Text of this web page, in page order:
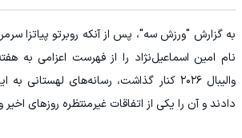
به گزارش "ورزش سه"، پس از آنکه روبرتو پیاتزا
نام امین اسماعیل‌نژاد را از فهرست اعزامی
والیبال ۲۰۲۶ کنار گذاشت، رسانه‌های
دادند و آن را یکی از اتفاقات غیرمنتظره روزهای اخیر